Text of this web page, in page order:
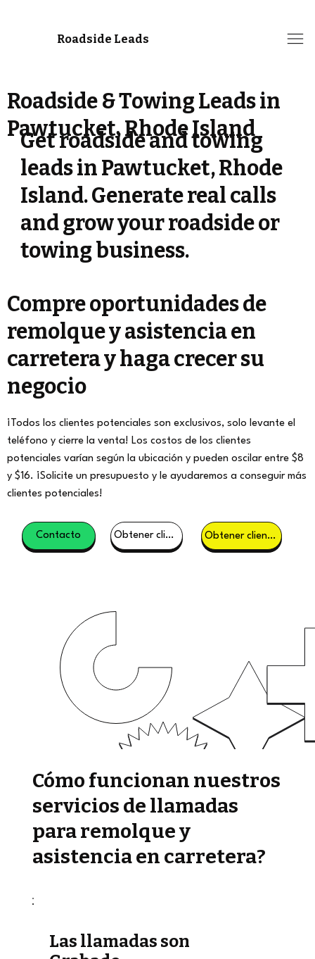
Roadside Leads
Roadside & Towing Leads in
Pawtucket, Rhode Island
Get roadside and towing
leads in Pawtucket, Rhode
Island. Generate real calls
and grow your roadside or
towing business.
Compre oportunidades de
remolque y asistencia en
carretera y haga crecer su
negocio
¡Todos los clientes potenciales son exclusivos, solo levante el
teléfono y cierre la venta! Los costos de los clientes
potenciales varían según la ubicación y pueden oscilar entre $8
y $16. ¡Solicite un presupuesto y le ayudaremos a conseguir más
clientes potenciales!
Contacto Obtener clientes potenciales Obtener clientes potenciales
Cómo funcionan nuestros
servicios de llamadas
para remolque y
asistencia en carretera?
Las llamadas son